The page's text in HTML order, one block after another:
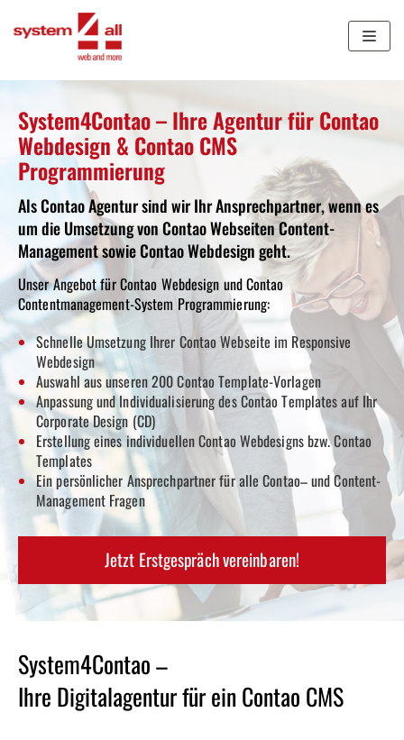
springen
System4Contao – Ihre Agentur für Contao
Webdesign & Contao CMS
Programmierung
Als Contao Agentur sind wir Ihr Ansprechpartner, wenn es
um die Umsetzung von Contao Webseiten Content-
Management sowie Contao Webdesign geht.
Unser Angebot für Contao Webdesign und Contao
Contentmanagement-System Programmierung:
Schnelle Umsetzung Ihrer ContaoWebseite im Responsive
Webdesign
Auswahl aus unseren 200 ContaoTemplate-Vorlagen
Anpassung und Individualisierung des Contao Templates auf Ihr
Corporate Design (CD)
Erstellung eines individuellen Contao Webdesigns bzw. Contao
Templates
Ein persönlicher Ansprechpartner für alle Contao– und Content-
Management Fragen
Jetzt Erstgespräch vereinbaren!
System4Contao –
Ihre Digitalagentur für ein Contao CMS